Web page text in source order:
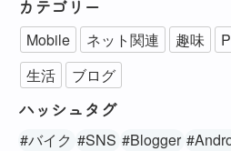
カテゴリー
Mobile ネット関連 趣味
生活
ブログ
ハッシュタグ
#バイク #SNS #Blogger